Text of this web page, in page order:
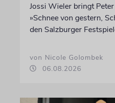
Jossi Wieler bringt
»Schnee von gestern,
den Salzburger
von Nicole Golombek
06.08.2026